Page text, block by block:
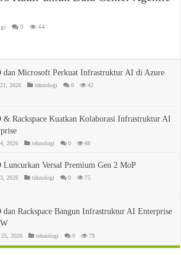
0 44
dan Microsoft Perkuat Infrastruktur AI di Azure
2026 teknologi 0 42
& Rackspace Kuatkan Kolaborasi Infrastruktur AI
2026 teknologi 0 68
Luncurkan Versal Premium Gen 2 MoP
2026 teknologi 0 75
Rackspace Bangun Infrastruktur AI Enterprise
25, 2026 teknologi 0 79